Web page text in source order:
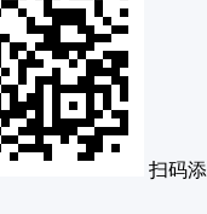
扫码添